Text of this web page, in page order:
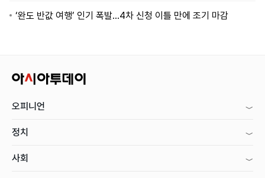
‘완도 반값 여행’ 인기 폭발…4차 신청 이틀 만에 조기 마감
오피니언
정치
사회